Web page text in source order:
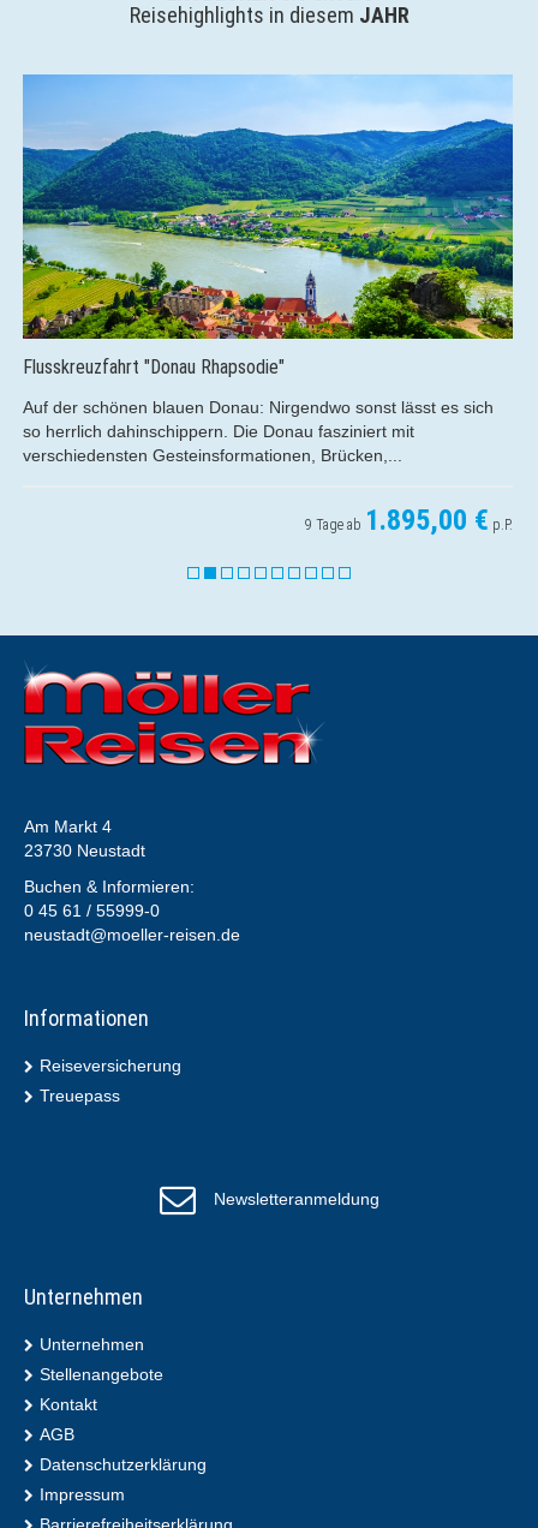
Reisehighlights in diesem JAHR
lässt es sich
Kreuzfahrt - Einfach mal R(h)ein-Schnuppern!
Genießen Sie die spektakuläre Aussicht vom
der luxuriösen Panoramabar aus und lassen Sie
den Schönheiten...
5 Tage ab
Am Markt 4
23730 Neustadt
Buchen & Informieren:
0 45 61 / 55999-0
neustadt@moeller-reisen.de
Informationen
Reiseversicherung
Treuepass
Newsletteranmeldung
Unternehmen
Unternehmen
Stellenangebote
Kontakt
AGB
Datenschutzerklärung
Impressum